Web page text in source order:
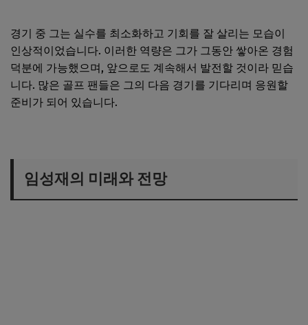
경기 중 그는 실수를 최소화하고 기회를 잘 살리는 모습이
인상적이었습니다. 이러한 역량은 그가 그동안 쌓아온 경험
덕분에 가능했으며, 앞으로도 계속해서 발전할 것이라 믿습
니다. 많은 골프 팬들은 그의 다음 경기를 기다리며 응원할
준비가 되어 있습니다.
임성재의 미래와 전망